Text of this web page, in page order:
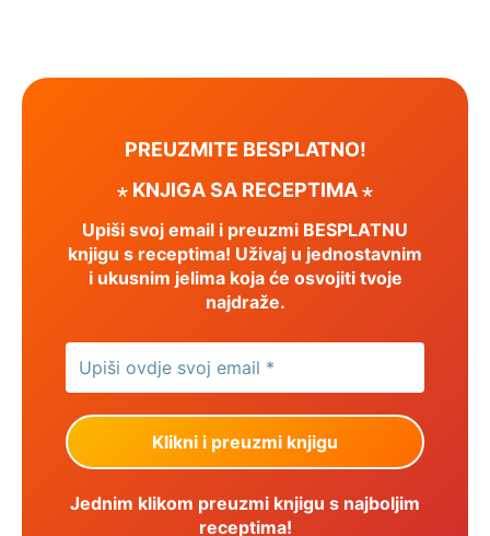
PREUZMITE BESPLATNO!
⋆ KNJIGA SA RECEPTIMA ⋆
Upiši svoj email i preuzmi BESPLATNU
knjigu s receptima! Uživaj u jednostavnim
i ukusnim jelima koja će osvojiti tvoje
najdraže.
Jednim klikom preuzmi knjigu s najboljim
receptima!